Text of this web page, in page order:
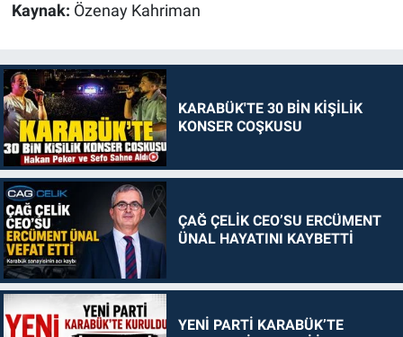
Kaynak: Özenay Kahriman
KARABÜK'TE 30 BİN KİŞİLİK
KONSER COŞKUSU
ÇAĞ ÇELİK CEO’SU ERCÜMENT
ÜNAL HAYATINI KAYBETTİ
YENİ PARTİ KARABÜK’TE